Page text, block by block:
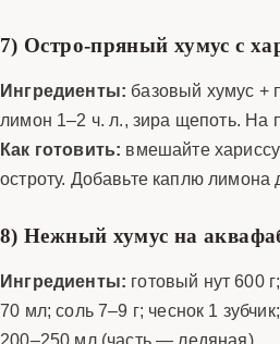
7) Остро-пряный хумус с
Ингредиенты: базовый хумус +
лимон 1–2 ч. л., зира щепоть. На
Как готовить: вмешайте
остроту. Добавьте каплю лимона
8) Нежный хумус на
Ингредиенты: готовый нут 600
70 мл; соль 7–9 г; чеснок 1
200–250 мл (часть — ледяная).